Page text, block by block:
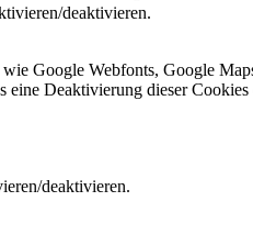
deaktivieren.
Google Webfonts, Google
eine Deaktivierung dieser
deaktivieren.